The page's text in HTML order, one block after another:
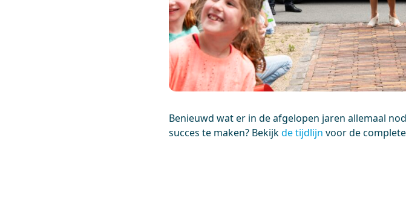
Benieuwd wat er in de afgelopen jaren allemaal
succes te maken? Bekijkde tijdlijn voor de